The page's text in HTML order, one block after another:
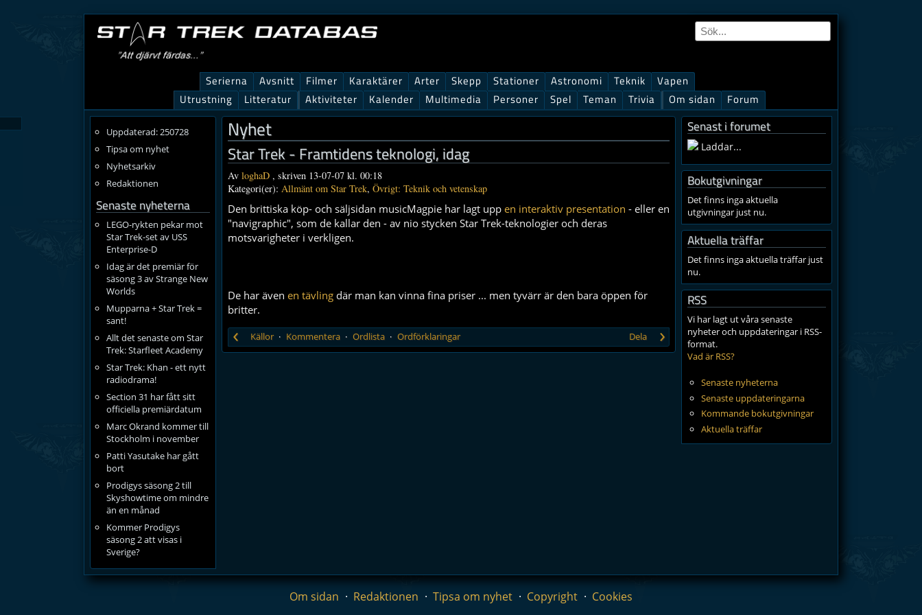
Uppdaterad: 250728
Tipsa om nyhet
Nyhetsarkiv
Redaktionen
Senaste nyheterna
LEGO-rykten pekar mot
Star Trek-set av USS
Enterprise-D
Idag är det premiär för
säsong 3 av Strange New
Worlds
Mupparna + Star Trek =
sant!
Allt det senaste om Star
Trek: Starfleet Academy
Star Trek: Khan - ett nytt
radiodrama!
Section 31 har fått sitt
officiella premiärdatum
Marc Okrand kommer till
Stockholm i november
Patti Yasutake har gått
bort
Prodigys säsong 2 till
Skyshowtime om mindre
än en månad
Kommer Prodigys
säsong 2 att visas i
Sverige?
Nyhet
Star Trek - Framtidens teknologi, idag
Av loghaD , skriven 13-07-07 kl. 00:18
Kategori(er): Allmänt om Star Trek, Övrigt: Teknik och vetenskap
Den brittiska köp- och säljsidan musicMagpie har lagt upp en interaktiv presentation - eller en
"navigraphic", som de kallar den - av nio stycken Star Trek-teknologier och deras
motsvarigheter i verkligen.
De har även en tävling där man kan vinna fina priser ... men tyvärr är den bara öppen för
britter.
‹ Källor Kommentera Ordlista Ordförklaringar Dela ›
Senast i forumet
Laddar...
Bokutgivningar
Det finns inga aktuella
utgivningar just nu.
Aktuella träffar
Det finns inga aktuella träffar just
nu.
RSS
Vi har lagt ut våra senaste
nyheter och uppdateringar i RSS-
format.
Vad är RSS?
Senaste nyheterna
Senaste uppdateringarna
Kommande bokutgivningar
Aktuella träffar
Serierna Avsnitt Filmer Karaktärer Arter Skepp Stationer Astronomi Teknik
Vapen
Utrustning
Litteratur Aktiviteter Kalender Multimedia Personer Spel Teman Trivia Om sidan Forum
Om sidan Redaktionen Tipsa om nyhet Copyright Cookies